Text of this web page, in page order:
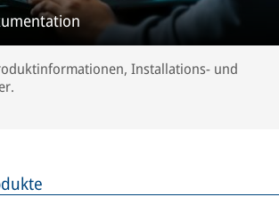
Installations- und